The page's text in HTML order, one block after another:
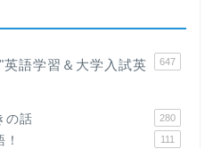
語学習＆大学入試英
647
の話 280
111